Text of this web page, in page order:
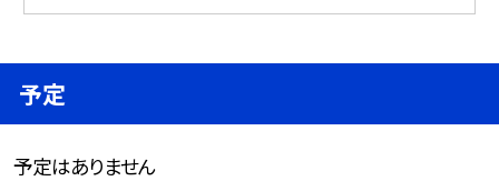
予定
予定はありません